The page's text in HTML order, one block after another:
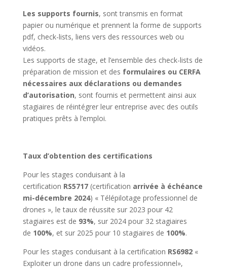
Les supports fournis, sont transmis en format
papier ou numérique et prennent la forme de supports
pdf, check-lists, liens vers des ressources web ou
vidéos.
Les supports de stage, et l’ensemble des check-lists de
préparation de mission et des formulaires ou CERFA
nécessaires aux déclarations ou demandes
d’autorisation, sont fournis et permettent ainsi aux
stagiaires de réintégrer leur entreprise avec des outils
pratiques prêts à l’emploi.
Taux d’obtention des certifications
Pour les stages conduisant à la
certification RS5717(certification arrivée à échéance
mi-décembre 2024) « Télépilotage professionnel de
drones », le taux de réussite sur 2023 pour 42
stagiaires est de 93%, sur 2024 pour 32 stagiaires
de 100%, et sur 2025 pour 10 stagiaires de 100%.
Pour les stages conduisant à la certification RS6982«
Exploiter un drone dans un cadre professionnel»,